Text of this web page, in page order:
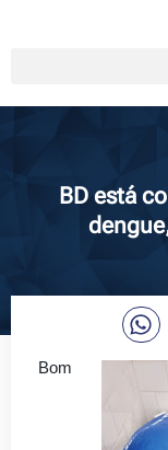
BD está
Bom